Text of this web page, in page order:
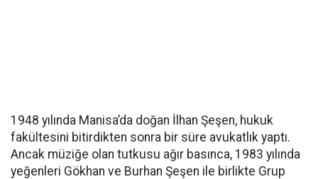
1948 yılında Manisa’da doğan İlhan Şeşen, hukuk
fakültesini bitirdikten sonra bir süre avukatlık yaptı.
Ancak müziğe olan tutkusu ağır basınca, 1983 yılında
yeğenleri Gökhan ve Burhan Şeşen ile birlikte Grup